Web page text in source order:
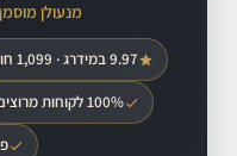
מנעולן
9.97 במידרג · 1,099 חוות דעת
100% לקוחות מרוצים